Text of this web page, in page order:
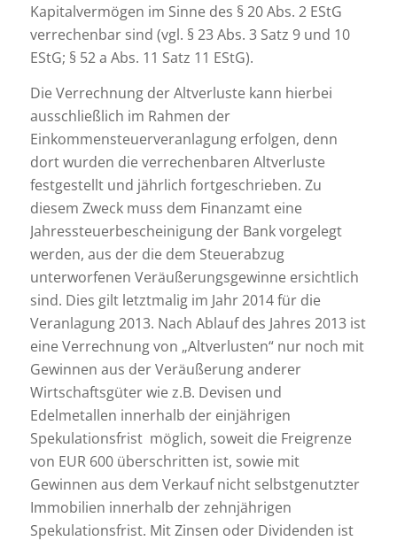
Kapitalvermögen im Sinne des § 20 Abs. 2 EStG
verrechenbar sind (vgl. § 23 Abs. 3 Satz 9 und 10
EStG; § 52 a Abs. 11 Satz 11 EStG).
Die Verrechnung der Altverluste kann hierbei
ausschließlich im Rahmen der
Einkommensteuerveranlagung erfolgen, denn
dort wurden die verrechenbaren Altverluste
festgestellt und jährlich fortgeschrieben. Zu
diesem Zweck muss dem Finanzamt eine
Jahressteuerbescheinigung der Bank vorgelegt
werden, aus der die dem Steuerabzug
unterworfenen Veräußerungsgewinne ersichtlich
sind. Dies gilt letztmalig im Jahr 2014 für die
Veranlagung 2013. Nach Ablauf des Jahres 2013 ist
eine Verrechnung von „Altverlusten“ nur noch mit
Gewinnen aus der Veräußerung anderer
Wirtschaftsgüter wie z.B. Devisen und
Edelmetallen innerhalb der einjährigen
Spekulationsfrist möglich, soweit die Freigrenze
von EUR 600 überschritten ist, sowie mit
Gewinnen aus dem Verkauf nicht selbstgenutzter
Immobilien innerhalb der zehnjährigen
Spekulationsfrist. Mit Zinsen oder Dividenden ist